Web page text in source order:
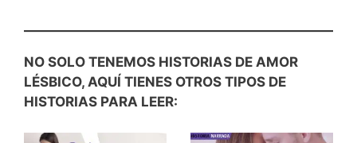
NO SOLO TENEMOS HISTORIAS DE AMOR
LÉSBICO, AQUÍ TIENES OTROS TIPOS DE
HISTORIAS PARA LEER: